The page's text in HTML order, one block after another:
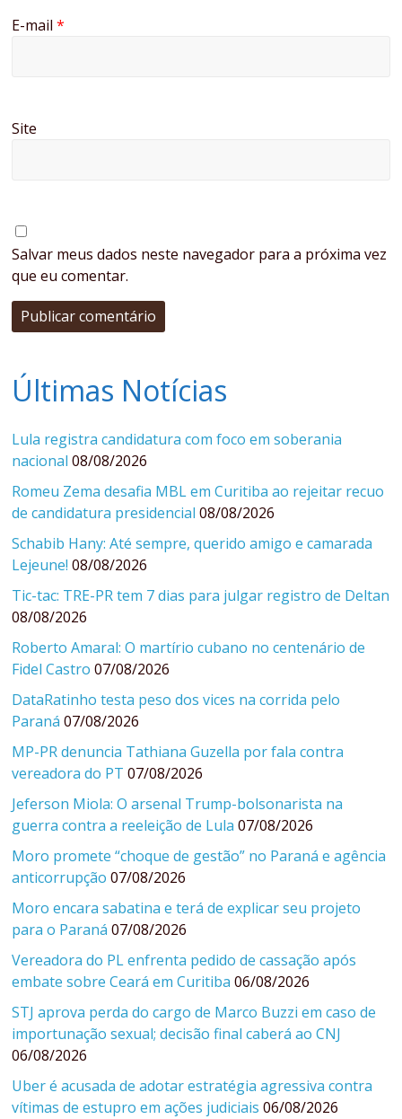
E-mail*
Site
Salvar meus dados neste navegador para a próxima vez
que eu comentar.
Últimas Notícias
Lula registra candidatura com foco em soberania
nacional 08/08/2026
Romeu Zema desafia MBL em Curitiba ao rejeitar recuo
de candidatura presidencial 08/08/2026
Schabib Hany: Até sempre, querido amigo e camarada
Lejeune! 08/08/2026
Tic-tac: TRE-PR tem 7 dias para julgar registro de Deltan
08/08/2026
Roberto Amaral: O martírio cubano no centenário de
Fidel Castro 07/08/2026
DataRatinho testa peso dos vices na corrida pelo
Paraná 07/08/2026
MP-PR denuncia Tathiana Guzella por fala contra
vereadora do PT 07/08/2026
Jeferson Miola: O arsenal Trump-bolsonarista na
guerra contra a reeleição de Lula 07/08/2026
Moro promete “choque de gestão” no Paraná e agência
anticorrupção 07/08/2026
Moro encara sabatina e terá de explicar seu projeto
para o Paraná 07/08/2026
Vereadora do PL enfrenta pedido de cassação após
embate sobre Ceará em Curitiba 06/08/2026
STJ aprova perda do cargo de Marco Buzzi em caso de
importunação sexual; decisão final caberá ao CNJ
06/08/2026
Uber é acusada de adotar estratégia agressiva contra
vítimas de estupro em ações judiciais 06/08/2026